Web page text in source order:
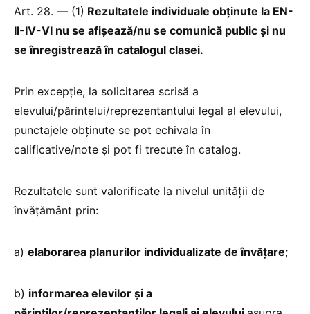
Art. 28. — (1) Rezultatele individuale obținute la EN-
II-IV-VI nu se afișează/nu se comunică public și nu
se înregistrează în catalogul clasei.
Prin excepție, la solicitarea scrisă a
elevului/părintelui/reprezentantului legal al elevului,
punctajele obținute se pot echivala în
calificative/note și pot fi trecute în catalog.
Rezultatele sunt valorificate la nivelul unității de
învățământ prin:
a) elaborarea planurilor individualizate de învățare;
b) informarea elevilor și a